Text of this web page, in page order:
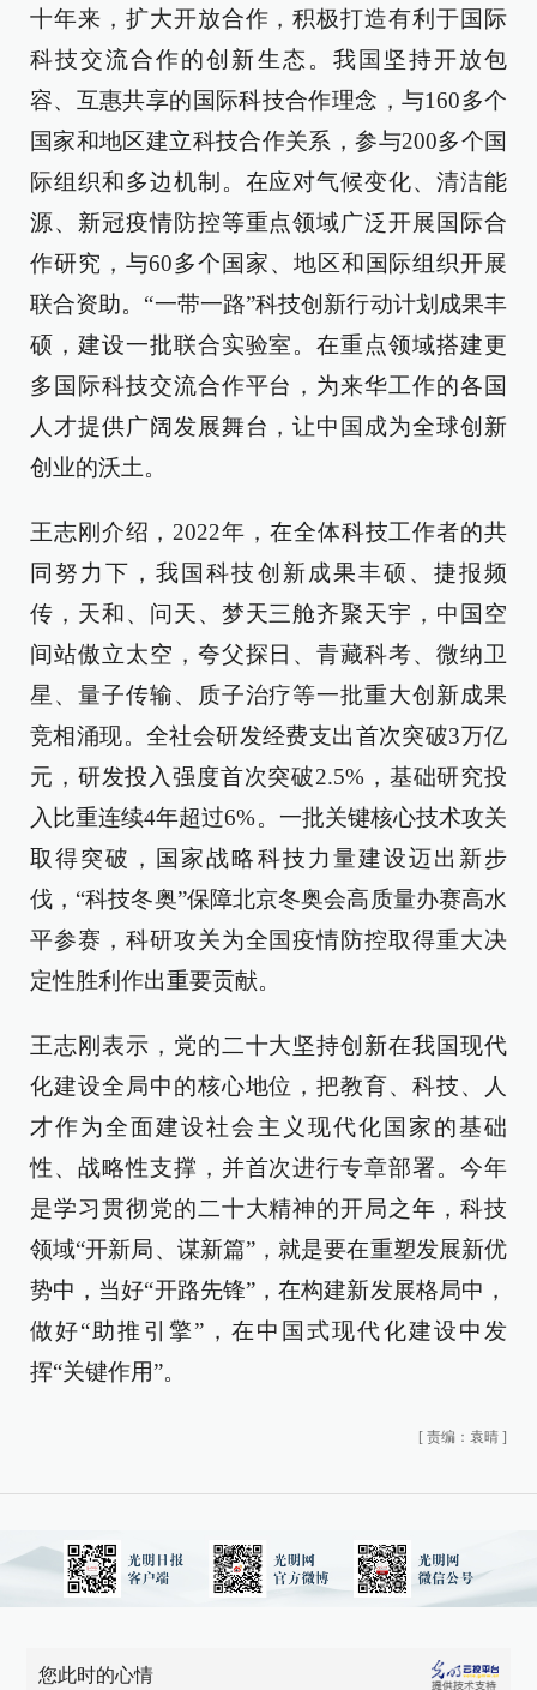
十年来，扩大开放合作，积极打造有利于国际
科技交流合作的创新生态。我国坚持开放包
容、互惠共享的国际科技合作理念，与160多个
国家和地区建立科技合作关系，参与200多个国
际组织和多边机制。在应对气候变化、清洁能
源、新冠疫情防控等重点领域广泛开展国际合
作研究，与60多个国家、地区和国际组织开展
联合资助。“一带一路”科技创新行动计划成果丰
硕，建设一批联合实验室。在重点领域搭建更
多国际科技交流合作平台，为来华工作的各国
人才提供广阔发展舞台，让中国成为全球创新
创业的沃土。
王志刚介绍，2022年，在全体科技工作者的共
同努力下，我国科技创新成果丰硕、捷报频
传，天和、问天、梦天三舱齐聚天宇，中国空
间站傲立太空，夸父探日、青藏科考、微纳卫
星、量子传输、质子治疗等一批重大创新成果
竞相涌现。全社会研发经费支出首次突破3万亿
元，研发投入强度首次突破2.5%，基础研究投
入比重连续4年超过6%。一批关键核心技术攻关
取得突破，国家战略科技力量建设迈出新步
伐，“科技冬奥”保障北京冬奥会高质量办赛高水
平参赛，科研攻关为全国疫情防控取得重大决
定性胜利作出重要贡献。
王志刚表示，党的二十大坚持创新在我国现代
化建设全局中的核心地位，把教育、科技、人
才作为全面建设社会主义现代化国家的基础
性、战略性支撑，并首次进行专章部署。今年
是学习贯彻党的二十大精神的开局之年，科技
领域“开新局、谋新篇”，就是要在重塑发展新优
势中，当好“开路先锋”，在构建新发展格局中，
做好“助推引擎”，在中国式现代化建设中发
挥“关键作用”。
[ 责编：袁晴 ]
您此时的心情